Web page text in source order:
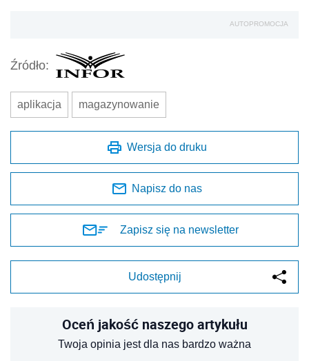
AUTOPROMOCJA
Źródło:
aplikacja magazynowanie
Wersja do druku
Napisz do nas
Zapisz się na newsletter
Udostępnij
Oceń jakość naszego artykułu
Twoja opinia jest dla nas bardzo ważna